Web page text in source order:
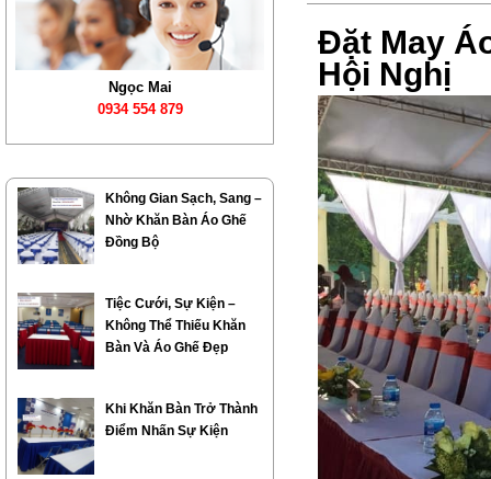
Đặt May
Hội Nghị
Ngọc Mai
0934 554 879
Không Gian Sạch, Sang –
Nhờ Khăn Bàn Áo Ghế
Đồng Bộ
Tiệc Cưới, Sự Kiện –
Không Thể Thiếu Khăn
Bàn Và Áo Ghế Đẹp
Khi Khăn Bàn Trở Thành
Điểm Nhấn Sự Kiện